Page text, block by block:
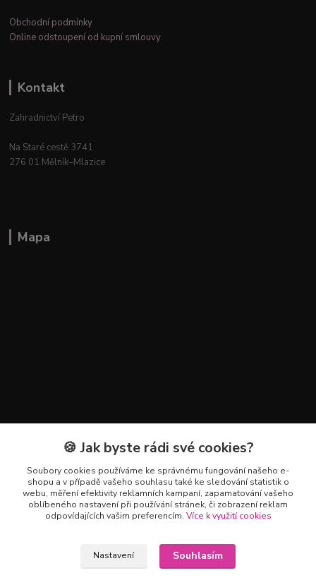
Obchodní podmínky
Online odstoupení od kupní smlouvy
Kontakt
Zahradnictví Petro
Na Staré cestě 3741
276 01 Mělník–Mlazice
Mapa
Kontakty
+420 602 223 614
info@zahradnictvipetro.cz
🍪 Jak byste rádi své cookies?
Soubory cookies používáme ke správnému fungování našeho e-
shopu a v případě vašeho souhlasu také ke sledování statistik o
webu, měření efektivity reklamních kampaní, zapamatování vašeho
oblíbeného nastavení při používání stránek, či zobrazení reklam
odpovídajících vašim preferencím. Více k využití cookies
Nastavení Souhlasím